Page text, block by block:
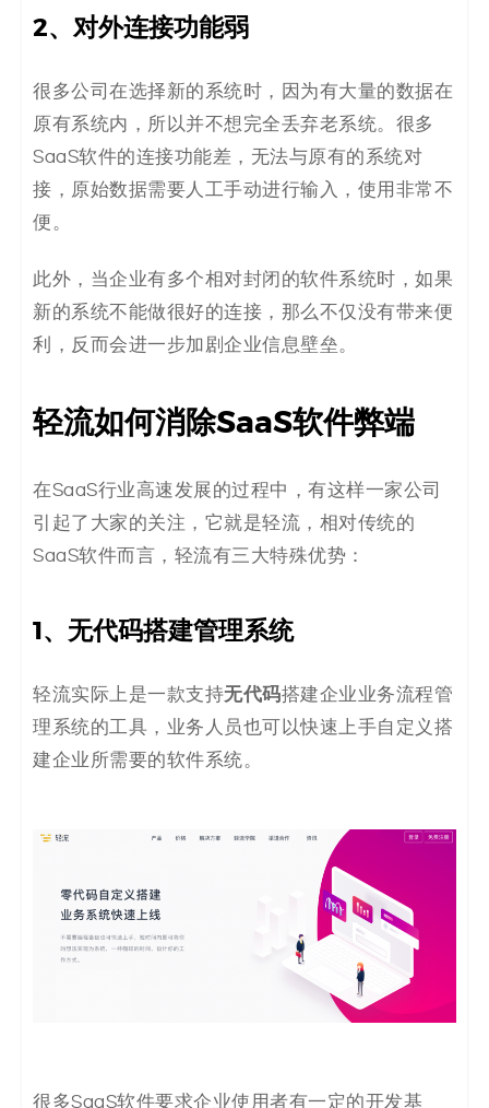
2、对外连接功能弱
很多公司在选择新的系统时，因为有大量的数据在
原有系统内，所以并不想完全丢弃老系统。很多
SaaS软件的连接功能差，无法与原有的系统对
接，原始数据需要人工手动进行输入，使用非常不
便。
此外，当企业有多个相对封闭的软件系统时，如果
新的系统不能做很好的连接，那么不仅没有带来便
利，反而会进一步加剧企业信息壁垒。
轻流如何消除SaaS软件弊端
在SaaS行业高速发展的过程中，有这样一家公司
引起了大家的关注，它就是轻流，相对传统的
SaaS软件而言，轻流有三大特殊优势：
1、无代码搭建管理系统
轻流实际上是一款支持无代码搭建企业业务流程管
理系统的工具，业务人员也可以快速上手自定义搭
建企业所需要的软件系统。
很多SaaS软件要求企业使用者有一定的开发基